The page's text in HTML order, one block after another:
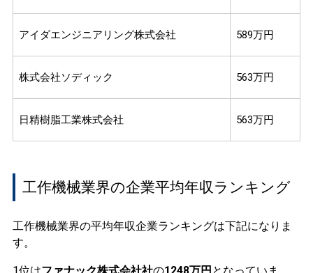
アイダエンジニアリング株式会社 589万円
株式会社ソディック 563万円
日精樹脂工業株式会社 563万円
工作機械業界の企業平均年収ランキング
工作機械業界の平均年収企業ランキングは下記になりま
す。